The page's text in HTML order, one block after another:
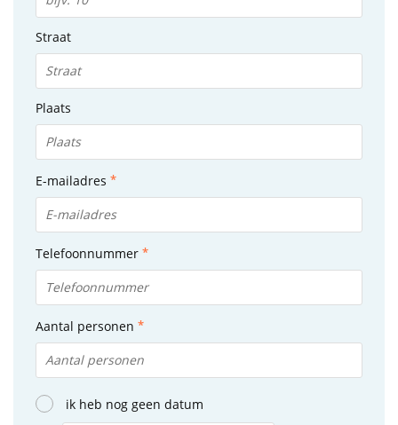
Straat
Plaats
E-mailadres
Telefoonnummer
Aantal personen
ik heb nog geen datum